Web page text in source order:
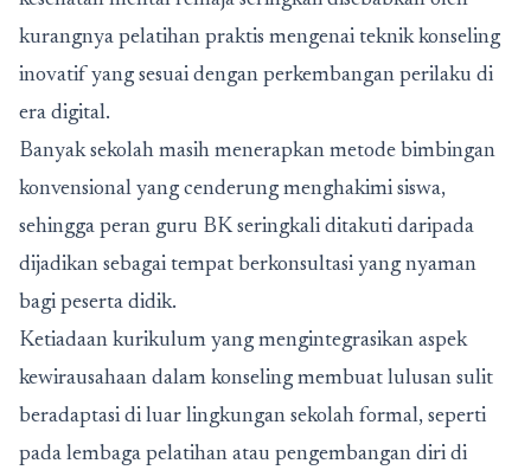
kurangnya pelatihan praktis mengenai teknik konseling
inovatif yang sesuai dengan perkembangan perilaku di
era digital.
Banyak sekolah masih menerapkan metode bimbingan
konvensional yang cenderung menghakimi siswa,
sehingga peran guru BK seringkali ditakuti daripada
dijadikan sebagai tempat berkonsultasi yang nyaman
bagi peserta didik.
Ketiadaan kurikulum yang mengintegrasikan aspek
kewirausahaan dalam konseling membuat lulusan sulit
beradaptasi di luar lingkungan sekolah formal, seperti
pada lembaga pelatihan atau pengembangan diri di